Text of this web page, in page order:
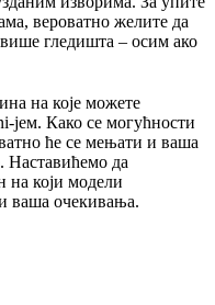
вероватно желите да
гледишта – осим ако
на које можете
јем. Како се могућности
ће се мењати и ваша
Наставићемо да
који модели
ваша очекивања.